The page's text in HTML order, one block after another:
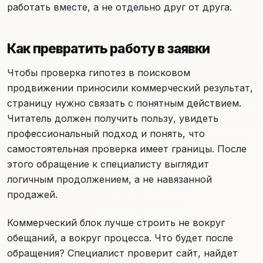
работать вместе, а не отдельно друг от друга.
Как превратить работу в заявки
Чтобы проверка гипотез в поисковом
продвижении приносили коммерческий результат,
страницу нужно связать с понятным действием.
Читатель должен получить пользу, увидеть
профессиональный подход и понять, что
самостоятельная проверка имеет границы. После
этого обращение к специалисту выглядит
логичным продолжением, а не навязанной
продажей.
Коммерческий блок лучше строить не вокруг
обещаний, а вокруг процесса. Что будет после
обращения? Специалист проверит сайт, найдет